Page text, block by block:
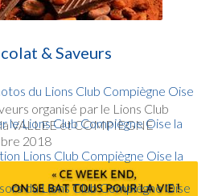
& Saveurs
organisé par le Lions Club
VALLEE et COMPIEGNE
2018
du Lions Club Compiègne Oise
le Lions Club Compiègne Oise la
Lions Club Compiègne Oise la
du Lions Club Compiègne Oise